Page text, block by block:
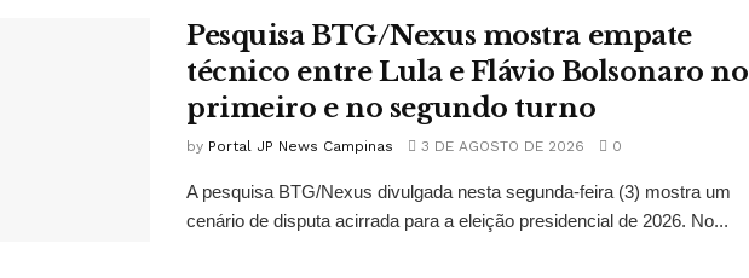
Pesquisa BTG/Nexus mostra empate
técnico entre Lula e Flávio Bolsonaro no
primeiro e no segundo turno
by Portal JP News Campinas 3 DE AGOSTO DE 2026 0
A pesquisa BTG/Nexus divulgada nesta segunda-feira (3) mostra um
cenário de disputa acirrada para a eleição presidencial de 2026. No...